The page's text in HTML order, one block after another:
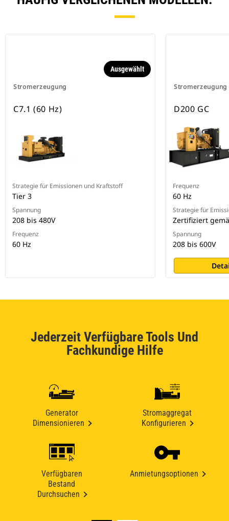
Stromerzeugung
Ausgewählt
C7.1 (60 Hz)
Strategie für Emissionen und Kraftstoff
Tier 3
Spannung
208 bis 480V
Frequenz
60 Hz
Stromerzeugung
D200 GC
Frequenz
60 Hz
Strategie für
Zertifiziert
Spannung
208 bis 600V
Jederzeit Verfügbare Tools Und
Fachkundige Hilfe
Generator
Dimensionieren
Stromaggregat
Konfigurieren
Verfügbaren
Bestand
Durchsuchen
Anmietungsoptionen